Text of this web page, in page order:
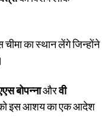
चीमा का स्थान लेंगे जिन्होंने
बोपन्नाऔरवी
इस आशय का एक आदेश